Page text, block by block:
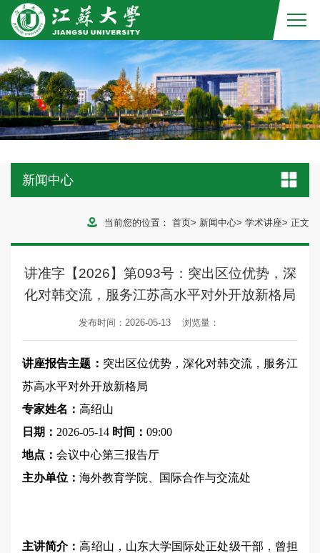
新闻中心
当前您的位置： 首页> 新闻中心> 学术讲座> 正文
讲准字【2026】第093号：突出区位优势，深
化对韩交流，服务江苏高水平对外开放新格局
发布时间：2026-05-13 浏览量：
讲座报告主题： 突出区位优势，深化对韩交流，服务江
苏高水平对外开放新格局
专家姓名： 高绍山
日期： 2026-05-14 时间： 09:00
地点： 会议中心第三报告厅
主办单位： 海外教育学院、国际合作与交流处
主讲简介：高绍山，山东大学国际处正处级干部，曾担